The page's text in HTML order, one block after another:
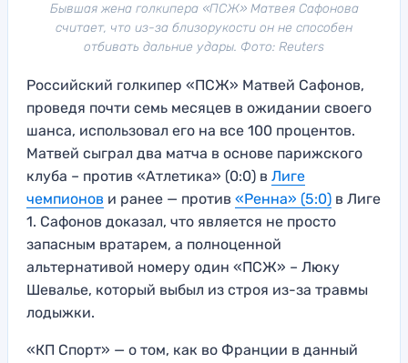
Бывшая жена голкипера «ПСЖ» Матвея Сафонова
считает, что из-за близорукости он не способен
отбивать дальние удары. Фото: Reuters
Российский голкипер «ПСЖ» Матвей Сафонов,
проведя почти семь месяцев в ожидании своего
шанса, использовал его на все 100 процентов.
Матвей сыграл два матча в основе парижского
клуба – против «Атлетика» (0:0) в Лиге
чемпионов и ранее — против «Ренна» (5:0) в Лиге
1. Сафонов доказал, что является не просто
запасным вратарем, а полноценной
альтернативой номеру один «ПСЖ» – Люку
Шевалье, который выбыл из строя из-за травмы
лодыжки.
«КП Спорт» — о том, как во Франции в данный